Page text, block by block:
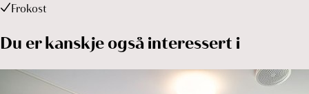
Frokost
Du er kanskje også interessert i